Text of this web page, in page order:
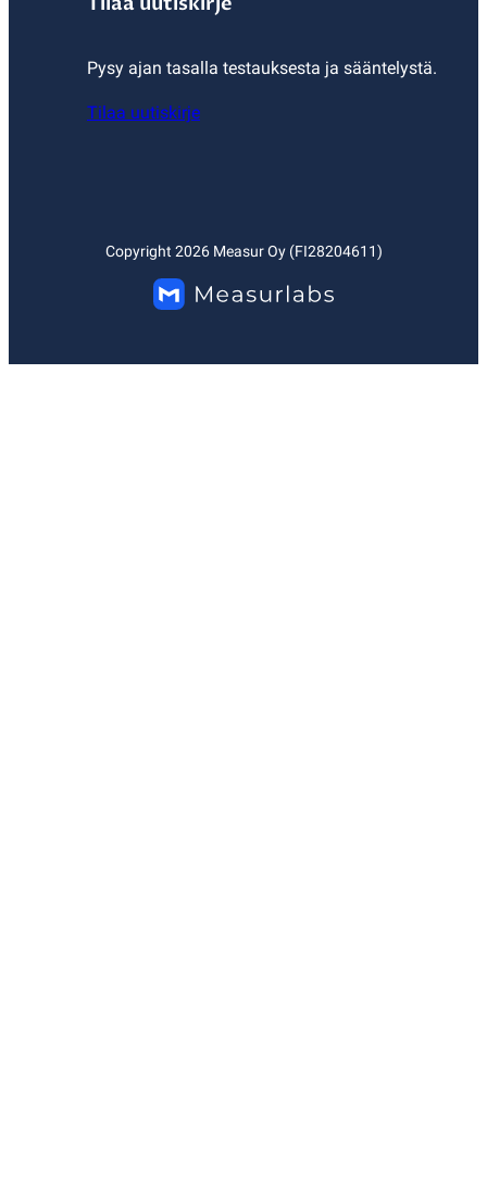
Pysy ajan tasalla testauksesta ja sääntelystä.
Tilaa uutiskirje
Copyright 2026Measur Oy (FI28204611)